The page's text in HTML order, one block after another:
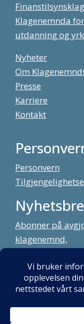
Klagenemnda
utdanning og
Nyheter
Om
Presse
Karriere
Kontakt
Personvern
Abonner på
klagenemnd,